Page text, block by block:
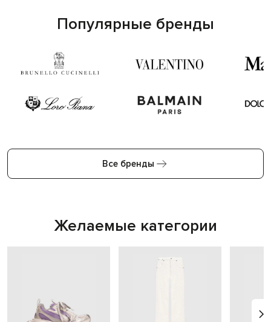
Популярные бренды
Все бренды
Желаемые категории